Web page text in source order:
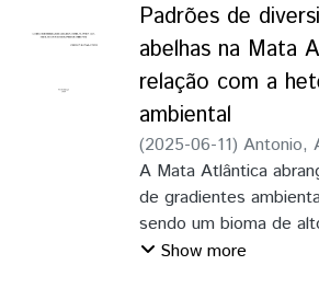
Padrões de
abelhas na Mata
relação com a
ambiental
(2025-06-11) Antonio,
A Mata Atlântica
de gradientes
sendo um bioma de
diversidade de
Show more